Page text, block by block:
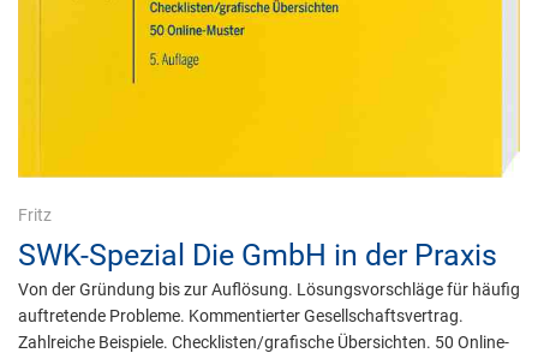
Fritz
SWK-Spezial Die GmbH in der Praxis
Von der Gründung bis zur Auflösung. Lösungsvorschläge für häufig
auftretende Probleme. Kommentierter Gesellschaftsvertrag.
Zahlreiche Beispiele. Checklisten/grafische Übersichten. 50 Online-